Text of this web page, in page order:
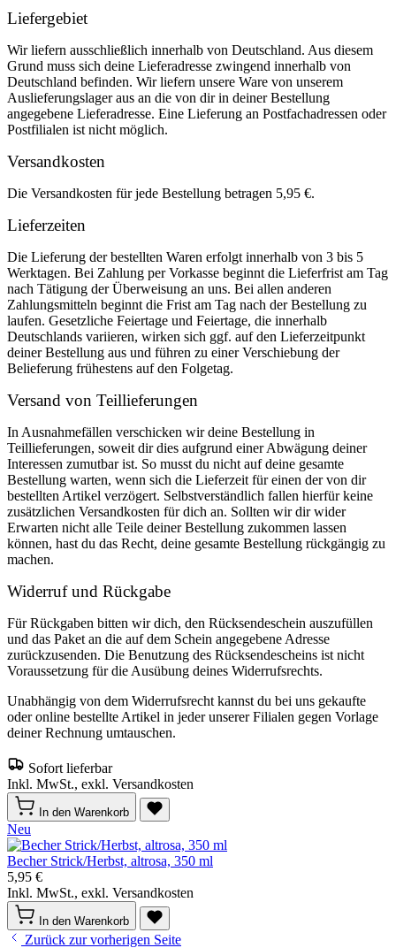
Liefergebiet
Wir liefern ausschließlich innerhalb von Deutschland. Aus diesem
Grund muss sich deine Lieferadresse zwingend innerhalb von
Deutschland befinden. Wir liefern unsere Ware von unserem
Auslieferungslager aus an die von dir in deiner Bestellung
angegebene Lieferadresse. Eine Lieferung an Postfachadressen oder
Postfilialen ist nicht möglich.
Versandkosten
Die Versandkosten für jede Bestellung betragen 5,95 €.
Lieferzeiten
Die Lieferung der bestellten Waren erfolgt innerhalb von 3 bis 5
Werktagen. Bei Zahlung per Vorkasse beginnt die Lieferfrist am Tag
nach Tätigung der Überweisung an uns. Bei allen anderen
Zahlungsmitteln beginnt die Frist am Tag nach der Bestellung zu
laufen. Gesetzliche Feiertage und Feiertage, die innerhalb
Deutschlands variieren, wirken sich ggf. auf den Lieferzeitpunkt
deiner Bestellung aus und führen zu einer Verschiebung der
Belieferung frühestens auf den Folgetag.
Versand von Teillieferungen
In Ausnahmefällen verschicken wir deine Bestellung in
Teillieferungen, soweit dir dies aufgrund einer Abwägung deiner
Interessen zumutbar ist. So musst du nicht auf deine gesamte
Bestellung warten, wenn sich die Lieferzeit für einen der von dir
bestellten Artikel verzögert. Selbstverständlich fallen hierfür keine
zusätzlichen Versandkosten für dich an. Sollten wir dir wider
Erwarten nicht alle Teile deiner Bestellung zukommen lassen
können, hast du das Recht, deine gesamte Bestellung rückgängig zu
machen.
Widerruf und Rückgabe
Für Rückgaben bitten wir dich, den Rücksendeschein auszufüllen
und das Paket an die auf dem Schein angegebene Adresse
zurückzusenden. Die Benutzung des Rücksendescheins ist nicht
Voraussetzung für die Ausübung deines Widerrufsrechts.
Unabhängig von dem Widerrufsrecht kannst du bei uns gekaufte
oder online bestellte Artikel in jeder unserer Filialen gegen Vorlage
deiner Rechnung umtauschen.
Sofort lieferbar
Inkl. MwSt., exkl. Versandkosten
In den Warenkorb
Neu
Becher Strick/Herbst, altrosa, 350 ml
5,95 €
Inkl. MwSt., exkl. Versandkosten
In den Warenkorb
Zurück zur vorherigen Seite